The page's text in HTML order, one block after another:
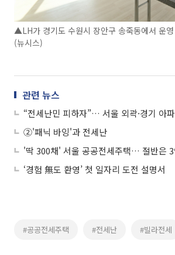
▲LH가 경기도 수원시 장안구 송죽동에서 운
(뉴시스)
관련 뉴스
“전세난민 피하자”… 서울 외곽·경기 아
②'패닉 바잉'과 전세난
'딱 300채' 서울 공공전세주택… 절반은
‘경험 無도 환영’ 첫 일자리 도전 설명서
#공공전세주택 #전세난 #빌라전세